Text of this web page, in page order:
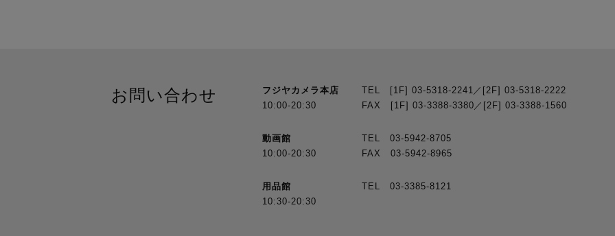
お問い合わせ
フジヤカメラ本店
10:00-20:30
TEL [1F] 03-5318-2241／[2F] 03-5318-2222
FAX [1F] 03-3388-3380／[2F] 03-3388-1560
動画館
10:00-20:30
TEL 03-5942-8705
FAX 03-5942-8965
用品館
10:30-20:30
TEL 03-3385-8121